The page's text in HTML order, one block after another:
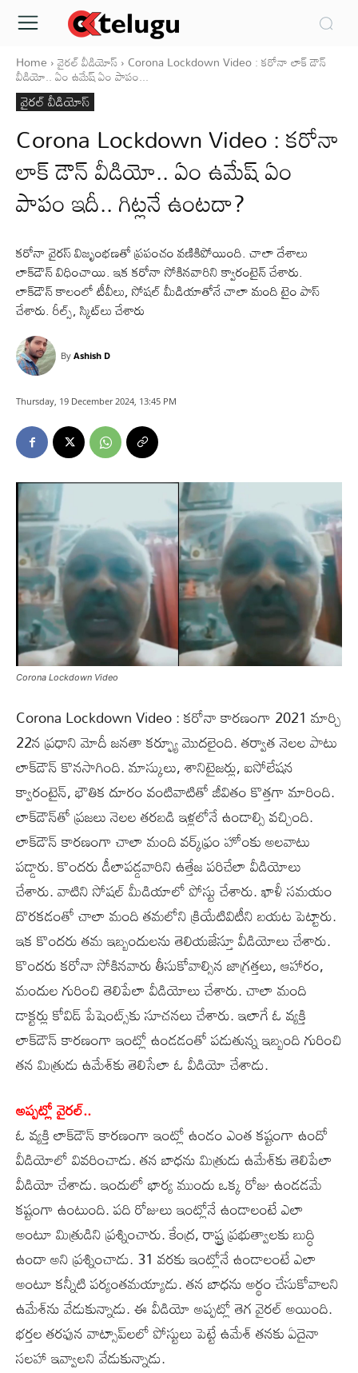
Home వైరల్ వీడియోస్ Corona Lockdown Video : కరోనా లాక్‌ డౌన్‌
వీడియో.. ఏం ఉమేష్‌ ఏం పాపం...
వైరల్ వీడియోస్
Corona Lockdown Video : కరోనా
లాక్‌ డౌన్‌ వీడియో.. ఏం ఉమేష్‌ ఏం
పాపం ఇదీ.. గిట్లనే ఉంటదా?
కరోనా వైరస్‌ విజృంభణతో ప్రపంచం వణికిపోయింది. చాలా దేశాలు
లాక్‌డౌన్‌ విధించాయి. ఇక కరోనా సోకినవారిని క్వారంటైన్‌ చేశారు.
లాక్‌డౌన్‌ కాలంలో టీవీలు, సోషల్‌ మీడియాతోనే చాలా మంది టైం పాస్‌
చేశారు. రీల్స్, స్కిట్‌లు చేశారు
By Ashish D
Thursday, 19 December 2024, 13:45 PM
Corona Lockdown Video
Corona Lockdown Video : కరోనా కారణంగా 2021 మార్చి
22న ప్రధాని మోదీ జనతా కర్ఫ్యూ మొదలైంది. తర్వాత నెలల పాటు
లాక్‌డౌన్‌ కొనసాగింది. మాస్కులు, శానిటైజర్లు, ఐసోలేషన
క్వారంటైన్, భౌతిక దూరం వంటివాటితో జీవితం కొత్తగా మారింది.
లాక్‌డౌన్‌తో ప్రజలు నెలల తరబడి ఇళ్లలోనే ఉండాల్సి వచ్చింది.
లాక్‌డౌన్‌ కారణంగా చాలా మంది వర్క్‌ఫ్రం హోంకు అలవాటు
పడ్డారు. కొందరు డీలాపడ్డవారిని ఉత్తేజ పరిచేలా వీడియోలు
చేశారు. వాటిని సోషల్‌ మీడియాలో పోస్టు చేశారు. ఖాళీ సమయం
దొరకడంతో చాలా మంది తమలోని క్రియేటివిటీని బయట పెట్టారు.
ఇక కొందరు తమ ఇబ్బందులను తెలియజేస్తూ వీడియోలు చేశారు.
కొందరు కరోనా సోకినవారు తీసుకోవాల్సిన జాగ్రత్తలు, ఆహారం,
మందుల గురించి తెలిపేలా వీడియోలు చేశారు. చాలా మంది
డాక్టర్లు కోవిడ్‌ పేషెంట్స్‌కు సూచనలు చేశారు. ఇలాగే ఓ వ్యక్తి
లాక్‌డౌన్‌ కారణంగా ఇంట్లో ఉండడంతో పడుతున్న ఇబ్బంది గురించి
తన మిత్రుడు ఉమేశ్‌కు తెలిసేలా ఓ వీడియో చేశాడు.
అప్పట్లో వైరల్‌..
ఓ వ్యక్తి లాక్‌డౌన్‌ కారణంగా ఇంట్లో ఉండం ఎంత కష్టంగా ఉందో
వీడియోలో వివరించాడు. తన బాధను మిత్రుడు ఉమేశ్‌కు తెలిపేలా
వీడియో చేశాడు. ఇందులో భార్య ముందు ఒక్క రోజు ఉండడమే
కష్టంగా ఉంటుంది. పది రోజులు ఇంట్లోనే ఉండాలంటే ఎలా
అంటూ మిత్రుడిని ప్రశ్నించారు. కేంద్ర, రాష్ట్ర ప్రభుత్వాలకు బుద్ధి
ఉందా అని ప్రశ్నించాడు. 31 వరకు ఇంట్లోనే ఉండాలంటే ఎలా
అంటూ కన్నీటి పర్యంతమయ్యాడు. తన బాధను అర్థం చేసుకోవాలని
ఉమేశ్‌ను వేడుకున్నాడు. ఈ వీడియో అప్పట్లో తెగ వైరల్‌ అయింది.
భర్తల తరఫున వాట్సాప్‌లలో పోస్టులు పెట్టే ఉమేశ్‌ తనకు ఏదైనా
సలహా ఇవ్వాలని వేడుకున్నాడు.